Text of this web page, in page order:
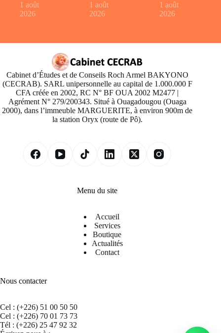
1 août
2026
1 août
2026
1 août
2026
Cabinet d’Études et de Conseils Roch Armel BAKYONO
(CECRAB). SARL unipersonnelle au capital de 1.000.000 F
CFA créée en 2002, RC N° BF OUA 2002 M2477 |
Agrément N° 279/200343. Situé à Ouagadougou (Ouaga
2000), dans l’immeuble MARGUERITE, à environ 900m de
la station Oryx (route de Pô).
Menu du site
Accueil
Services
Boutique
Actualités
Contact
Nous contacter
Cel : (+226) 51 00 50 50
Cel : (+226) 70 01 73 73
Tél : (+226) 25 47 92 32